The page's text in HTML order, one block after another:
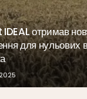
отримав
для нульових